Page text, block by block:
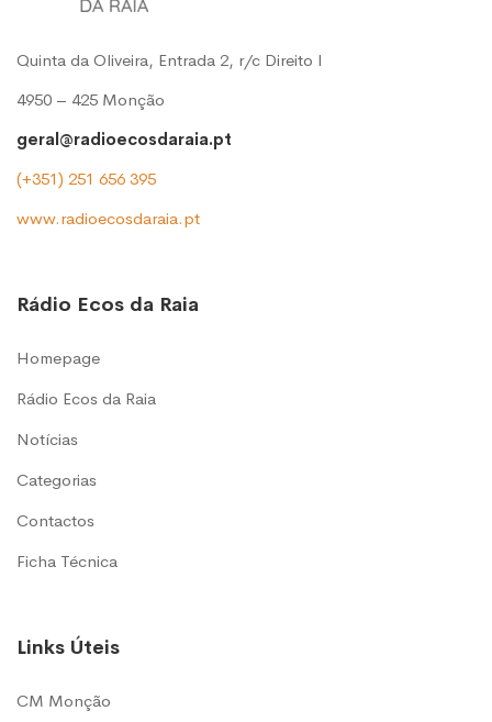
Quinta da Oliveira, Entrada 2, r/c Direito l
4950 – 425 Monção
geral@radioecosdaraia.pt
(+351) 251 656 395
www.radioecosdaraia.pt
Rádio Ecos da Raia
Homepage
Rádio Ecos da Raia
Notícias
Categorias
Contactos
Ficha Técnica
Links Úteis
CM Monção